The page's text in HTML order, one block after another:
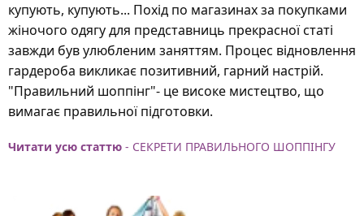
купують, купують... Похід по магазинах за покупками
жіночого одягу для представниць прекрасної статі
завжди був улюбленим заняттям. Процес відновлення
гардероба викликає позитивний, гарний настрій.
"Правильний шоппінг"- це високе мистецтво, що
вимагає правильної підготовки.
Читати усю статтю - СЕКРЕТИ ПРАВИЛЬНОГО ШОППІНГУ